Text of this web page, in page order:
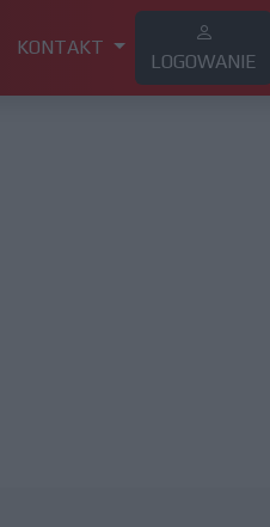
KONTAKT
LOGOWANIE